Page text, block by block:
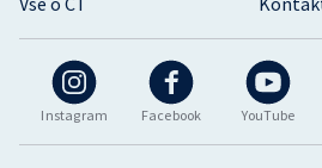
Instagram Facebook YouTube